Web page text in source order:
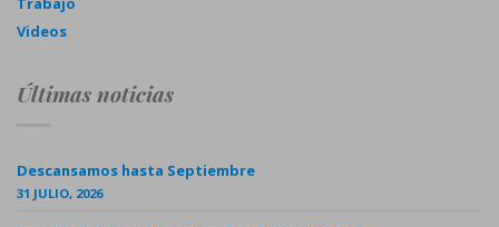
Videos
Últimas noticias
Descansamos hasta Septiembre
31 JULIO, 2026